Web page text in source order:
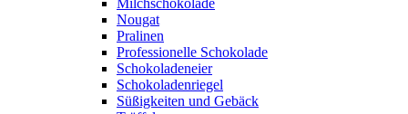
Milchschokolade
Nougat
Pralinen
Professionelle Schokolade
Schokoladeneier
Schokoladenriegel
Süßigkeiten und Gebäck